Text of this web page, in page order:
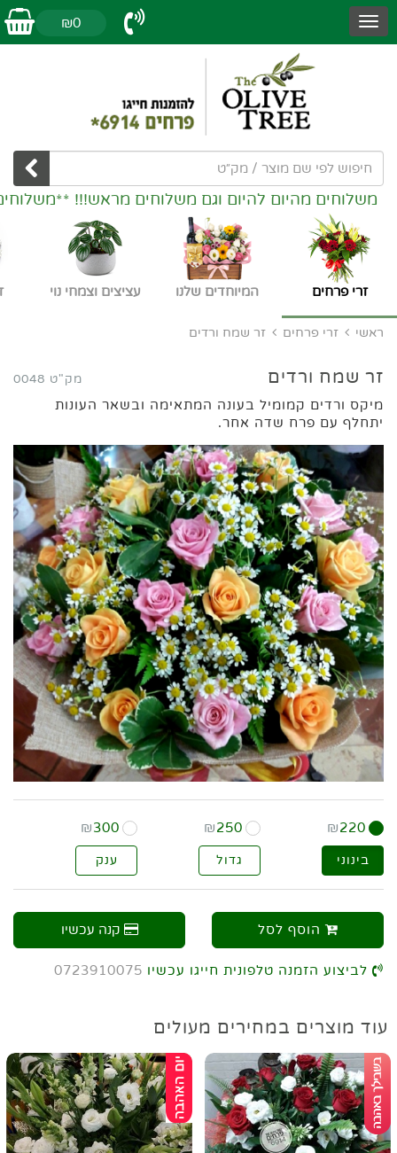
₪0
משלוחים מהיום להיום וגם משלוחים מראש!!!
זרי פרחים המיוחדים שלנו עציצים וצמחי נוי
ראשי זרי פרחים זר שמח ורדים
זר שמח ורדים מק"ט 0048
מיקס ורדים קמומיל בעונה המתאימה ובשאר העונות
יתחלף עם פרח שדה אחר.
₪220
₪250
₪300
בינוני גדול ענק
הוסף לסל קנה עכשיו
לביצוע הזמנה טלפונית חייגו עכשיו 0723910075
עוד מוצרים במחירים מעולים